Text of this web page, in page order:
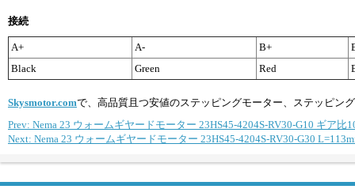
接続
A+ A- B+
Black
Green Red
Skysmotor.comで、高品質且つ安値のステッピングモーター、ステッピン
Prev: Nema 23 ウォームギヤードモーター 23HS45-4204S-RV30-G10 ギア
Next: Nema 23 ウォームギヤードモーター 23HS45-4204S-RV30-G30